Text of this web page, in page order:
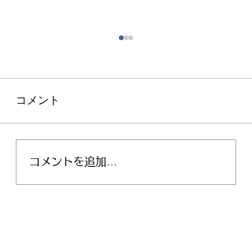
親子ヨガ と おはなし
会
コメント
コメントを追加…